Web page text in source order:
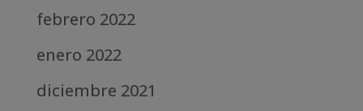
febrero 2022
enero 2022
diciembre 2021